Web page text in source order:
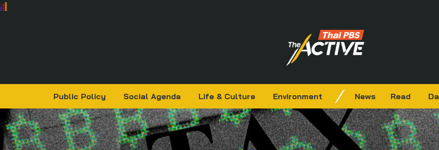
Public Policy Social Agenda Life & Culture Environment News Read